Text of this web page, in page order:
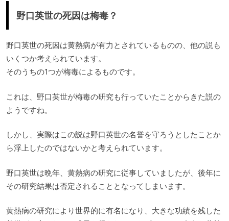
野口英世の死因は梅毒？
野口英世の死因は黄熱病が有力とされているものの、他の説も
いくつか考えられています。
そのうちの1つが梅毒によるものです。
これは、野口英世が梅毒の研究も行っていたことからきた説の
ようですね。
しかし、実際はこの説は野口英世の名誉を守ろうとしたことか
ら浮上したのではないかと考えられています。
野口英世は晩年、黄熱病の研究に従事していましたが、後年に
その研究結果は否定されることとなってしまいます。
黄熱病の研究により世界的に有名になり、大きな功績を残した